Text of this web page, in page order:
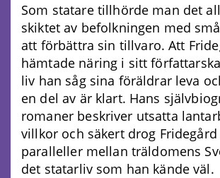
Som statare tillhörde man det
skiktet av befolkningen med
att förbättra sin tillvaro. Att
hämtade näring i sitt
liv han såg sina föräldrar leva
en del av är klart. Hans
romaner beskriver utsatta
villkor och säkert drog
paralleller mellan träldomens
det statarliv som han kände väl.